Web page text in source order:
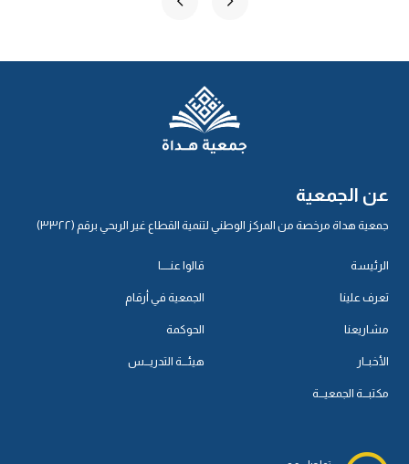
عن الجمعية
جمعية هداة مرخصة من المركز الوطني لتنمية القطاع غير الربحي برقم (٣٣٢٢)
الرئيسة
تعرف علينا
مشاريعنا
الأخبــار
مكتبـــة الجمعيـــة
قالوا عنـــــا
الجمعية في أرقام
الحوكمة
هيئـــة التدريـــس